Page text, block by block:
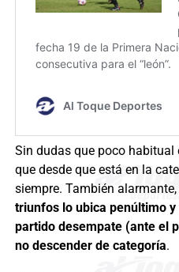
Sin dudas que poco habitual
que desde que está en la
siempre. También
triunfos lo ubica penúltimo
partido desempate (ante el
no descender de categoría.